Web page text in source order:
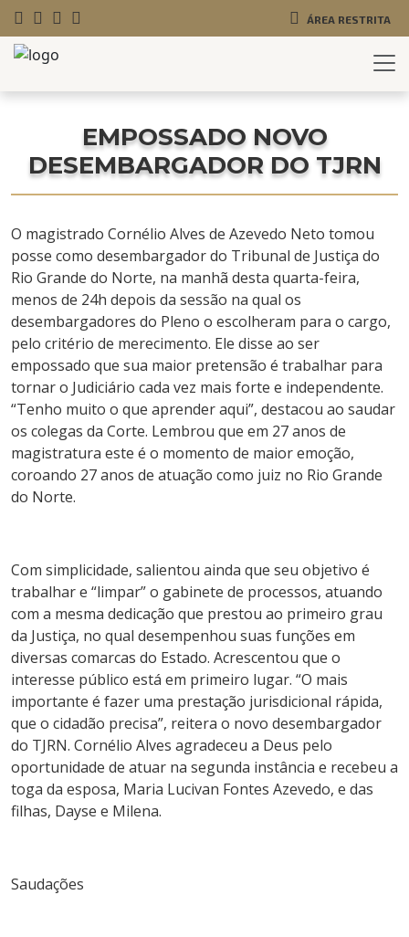
ÁREA RESTRITA
EMPOSSADO NOVO
DESEMBARGADOR DO TJRN
O magistrado Cornélio Alves de Azevedo Neto tomou
posse como desembargador do Tribunal de Justiça do
Rio Grande do Norte, na manhã desta quarta-feira,
menos de 24h depois da sessão na qual os
desembargadores do Pleno o escolheram para o cargo,
pelo critério de merecimento. Ele disse ao ser
empossado que sua maior pretensão é trabalhar para
tornar o Judiciário cada vez mais forte e independente.
“Tenho muito o que aprender aqui”, destacou ao saudar
os colegas da Corte. Lembrou que em 27 anos de
magistratura este é o momento de maior emoção,
coroando 27 anos de atuação como juiz no Rio Grande
do Norte.
Com simplicidade, salientou ainda que seu objetivo é
trabalhar e “limpar” o gabinete de processos, atuando
com a mesma dedicação que prestou ao primeiro grau
da Justiça, no qual desempenhou suas funções em
diversas comarcas do Estado. Acrescentou que o
interesse público está em primeiro lugar. “O mais
importante é fazer uma prestação jurisdicional rápida,
que o cidadão precisa”, reitera o novo desembargador
do TJRN. Cornélio Alves agradeceu a Deus pelo
oportunidade de atuar na segunda instância e recebeu a
toga da esposa, Maria Lucivan Fontes Azevedo, e das
filhas, Dayse e Milena.
Saudações